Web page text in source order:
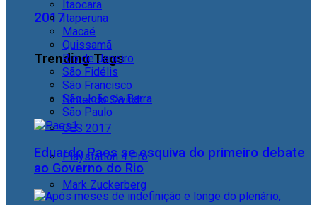
2017
Trending Tags
Nintendo Switch
CES 2017
Playstation 4 Pro
Mark Zuckerberg
Itaocara
Itaperuna
Macaé
Quissamã
Rio de Janeiro
São Fidélis
São Francisco
São João da Barra
São Paulo
Eduardo Paes se esquiva do primeiro debate
ao Governo do Rio